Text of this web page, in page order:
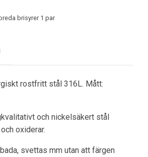
brisyrer 1 par
rostfritt stål 316L. Mått:
och nickelsäkert stål
oxiderar.
svettas mm utan att färgen